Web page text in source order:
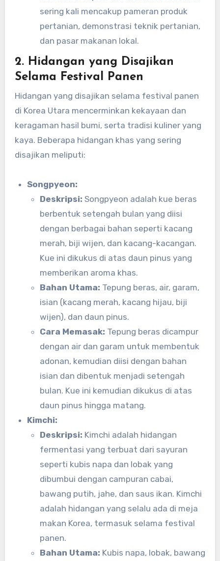
sering kali mencakup pameran produk
pertanian, demonstrasi teknik pertanian,
dan pasar makanan lokal.
2. Hidangan yang Disajikan
Selama Festival Panen
Hidangan yang disajikan selama festival panen
di Korea Utara mencerminkan kekayaan dan
keragaman hasil bumi, serta tradisi kuliner yang
kaya. Beberapa hidangan khas yang sering
disajikan meliputi:
Songpyeon:
Deskripsi: Songpyeon adalah kue beras
berbentuk setengah bulan yang diisi
dengan berbagai bahan seperti kacang
merah, biji wijen, dan kacang-kacangan.
Kue ini dikukus di atas daun pinus yang
memberikan aroma khas.
Bahan Utama: Tepung beras, air, garam,
isian (kacang merah, kacang hijau, biji
wijen), dan daun pinus.
Cara Memasak: Tepung beras dicampur
dengan air dan garam untuk membentuk
adonan, kemudian diisi dengan bahan
isian dan dibentuk menjadi setengah
bulan. Kue ini kemudian dikukus di atas
daun pinus hingga matang.
Kimchi:
Deskripsi: Kimchi adalah hidangan
fermentasi yang terbuat dari sayuran
seperti kubis napa dan lobak yang
dibumbui dengan campuran cabai,
bawang putih, jahe, dan saus ikan. Kimchi
adalah hidangan yang selalu ada di meja
makan Korea, termasuk selama festival
panen.
Bahan Utama: Kubis napa, lobak, bawang